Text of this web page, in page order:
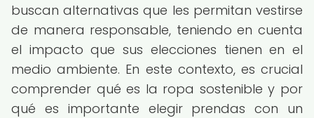
buscan alternativas que les permitan vestirse
de manera responsable, teniendo en cuenta
el impacto que sus elecciones tienen en el
medio ambiente. En este contexto, es crucial
comprender qué es la ropa sostenible y por
qué es importante elegir prendas con un